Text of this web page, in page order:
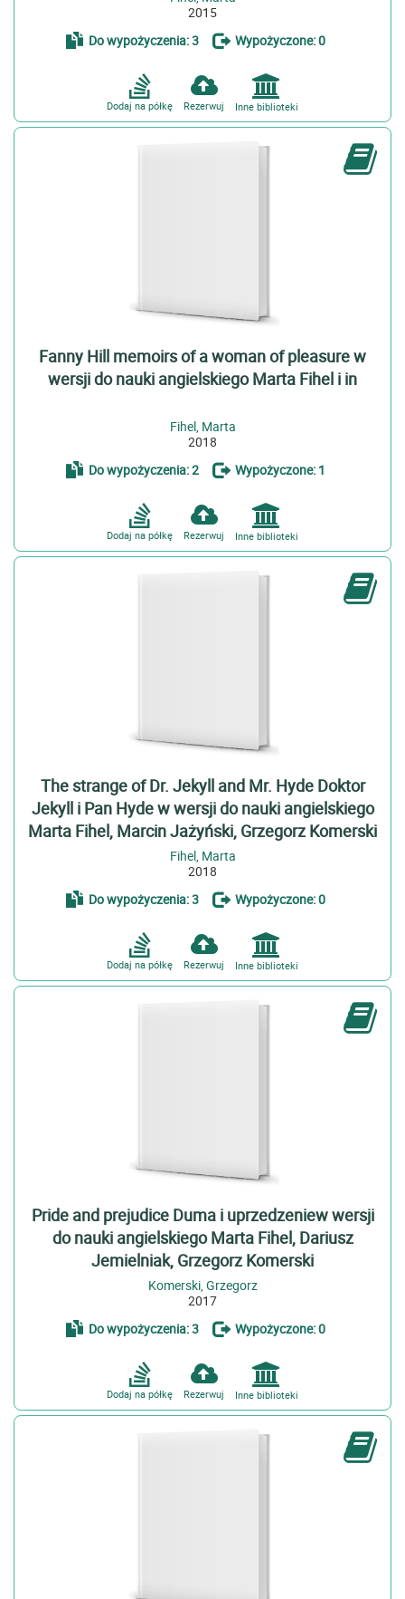
2015
Do wypożyczenia: 3
Wypożyczone: 0
Inne biblioteki
Rezerwuj
Dodaj na półkę
Fanny Hill memoirs of a woman of pleasure w
wersji do nauki angielskiego Marta Fihel i in
Fihel, Marta
2018
Do wypożyczenia: 2
Wypożyczone: 1
Inne biblioteki
Rezerwuj
Dodaj na półkę
The strange of Dr. Jekyll and Mr. Hyde Doktor
Jekyll i Pan Hyde w wersji do nauki angielskiego
Marta Fihel, Marcin Jażyński, Grzegorz Komerski
Fihel, Marta
2018
Do wypożyczenia: 3
Wypożyczone: 0
Inne biblioteki
Rezerwuj
Dodaj na półkę
Pride and prejudice Duma i uprzedzeniew wersji
do nauki angielskiego Marta Fihel, Dariusz
Jemielniak, Grzegorz Komerski
Komerski, Grzegorz
2017
Do wypożyczenia: 3
Wypożyczone: 0
Inne biblioteki
Rezerwuj
Dodaj na półkę